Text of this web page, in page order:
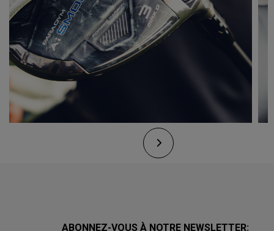
ABONNEZ-VOUS À NOTRE NEWSLETTER: